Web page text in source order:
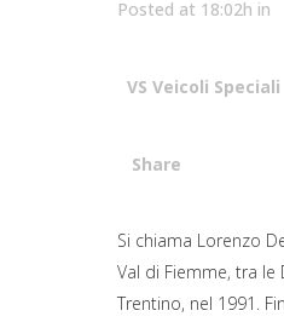
Posted at 18:02h in
VS Veicoli Speciali
Share
Attiva comando
Si chiama Lorenzo
Val di Fiemme, tra le
Trentino, nel 1991.